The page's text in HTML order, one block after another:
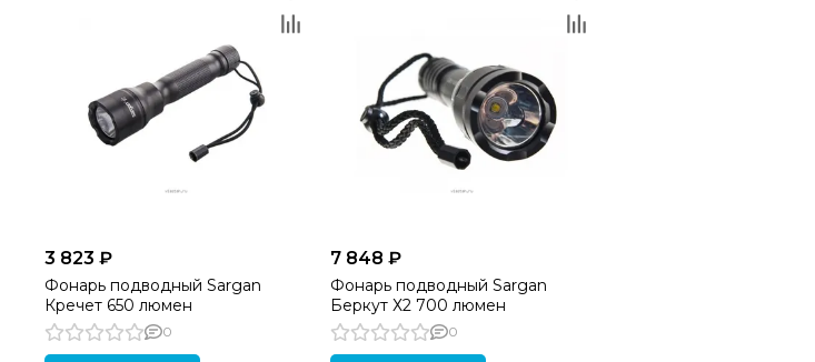
3 823 ₽
Фонарь подводный Sargan
Кречет 650 люмен
0
7 848 ₽
Фонарь подводный Sargan
Беркут Х2 700 люмен
0